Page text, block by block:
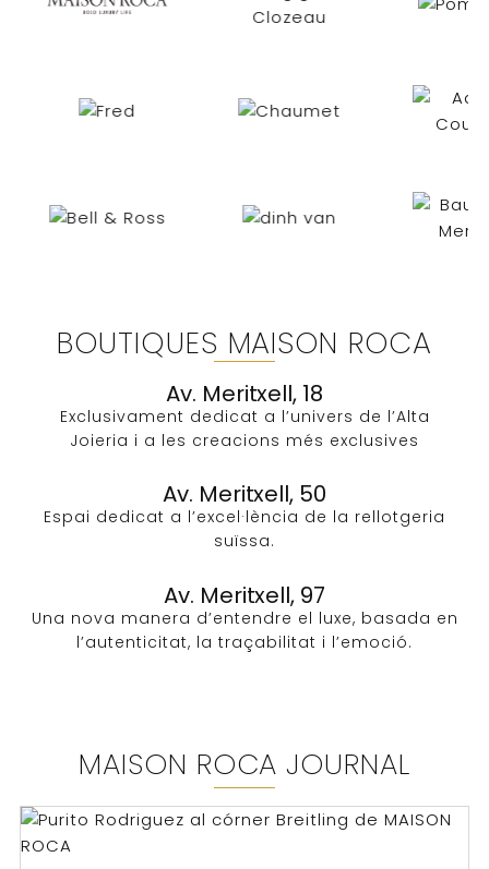
BOUTIQUES MAISON ROCA
Av. Meritxell, 18
Exclusivament dedicat a l’univers de l’Alta
Joieria i a les creacions més exclusives​
Av. Meritxell, 50
Espai dedicat a l’excel·lència de la rellotgeria
suïssa.
Av. Meritxell, 97
Una nova manera d’entendre el luxe, basada en
l’autenticitat, la traçabilitat i l’emoció.
MAISON ROCA JOURNAL